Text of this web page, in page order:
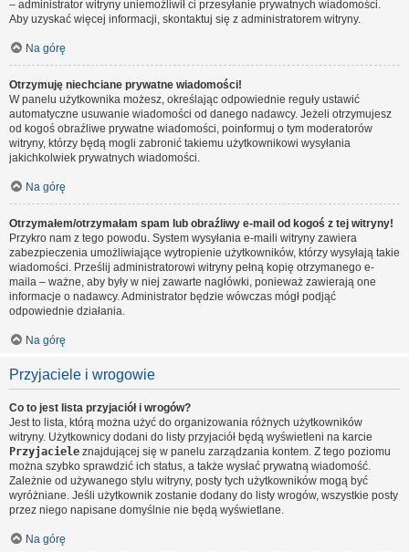
– administrator witryny uniemożliwił ci przesyłanie prywatnych wiadomości.
Aby uzyskać więcej informacji, skontaktuj się z administratorem witryny.
Na górę
Otrzymuję niechciane prywatne wiadomości!
W panelu użytkownika możesz, określając odpowiednie reguły ustawić
automatyczne usuwanie wiadomości od danego nadawcy. Jeżeli otrzymujesz
od kogoś obraźliwe prywatne wiadomości, poinformuj o tym moderatorów
witryny, którzy będą mogli zabronić takiemu użytkownikowi wysyłania
jakichkolwiek prywatnych wiadomości.
Na górę
Otrzymałem/otrzymałam spam lub obraźliwy e-mail od kogoś z tej witryny!
Przykro nam z tego powodu. System wysyłania e-maili witryny zawiera
zabezpieczenia umożliwiające wytropienie użytkowników, którzy wysyłają takie
wiadomości. Prześlij administratorowi witryny pełną kopię otrzymanego e-
maila – ważne, aby były w niej zawarte nagłówki, ponieważ zawierają one
informacje o nadawcy. Administrator będzie wówczas mógł podjąć
odpowiednie działania.
Na górę
Przyjaciele i wrogowie
Co to jest lista przyjaciół i wrogów?
Jest to lista, którą można użyć do organizowania różnych użytkowników
witryny. Użytkownicy dodani do listy przyjaciół będą wyświetleni na karcie
Przyjaciele znajdującej się w panelu zarządzania kontem. Z tego poziomu
można szybko sprawdzić ich status, a także wysłać prywatną wiadomość.
Zależnie od używanego stylu witryny, posty tych użytkowników mogą być
wyróżniane. Jeśli użytkownik zostanie dodany do listy wrogów, wszystkie posty
przez niego napisane domyślnie nie będą wyświetlane.
Na górę